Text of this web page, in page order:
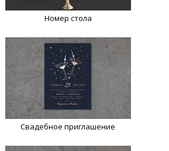
Номер стола
Свадебное приглашение